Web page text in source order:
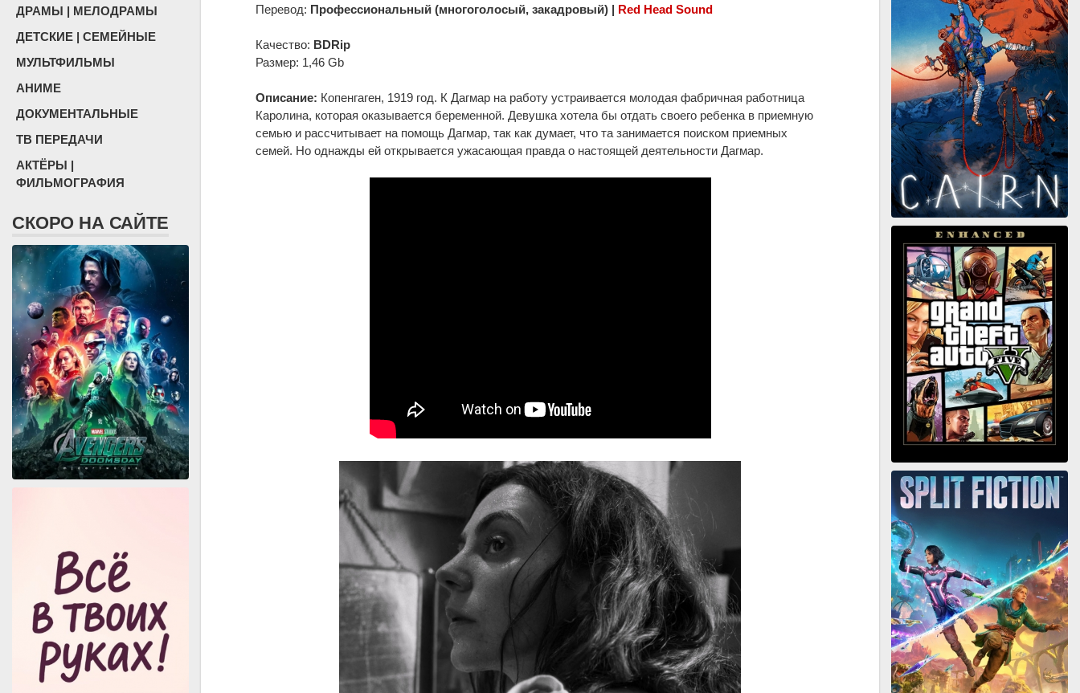
ДРАМЫ | МЕЛОДРАМЫ
ДЕТСКИЕ | СЕМЕЙНЫЕ
МУЛЬТФИЛЬМЫ
АНИМЕ
ДОКУМЕНТАЛЬНЫЕ
ТВ ПЕРЕДАЧИ
АКТЁРЫ |
ФИЛЬМОГРАФИЯ
СКОРО НА САЙТЕ
Перевод: Профессиональный (многоголосый, закадровый) | Red Head Sound
Качество: BDRip
Размер: 1,46 Gb
Описание: Копенгаген, 1919 год. К Дагмар на работу устраивается молодая фабричная работница
Каролина, которая оказывается беременной. Девушка хотела бы отдать своего ребенка в приемную
семью и рассчитывает на помощь Дагмар, так как думает, что та занимается поиском приемных
семей. Но однажды ей открывается ужасающая правда о настоящей деятельности Дагмар.